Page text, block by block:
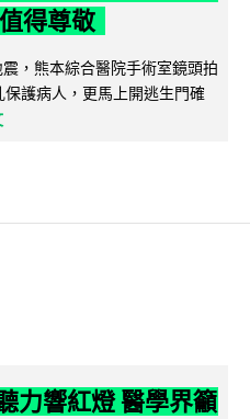
得尊敬
，熊本綜合醫院手術室鏡頭拍
護病人，更馬上開逃生門確
力響紅燈 醫學界籲